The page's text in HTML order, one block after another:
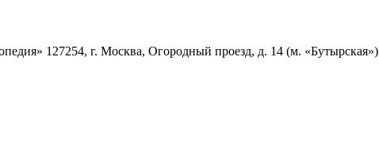
127254, г. Москва, Огородный проезд, д. 14 (м. «Бутырская»)